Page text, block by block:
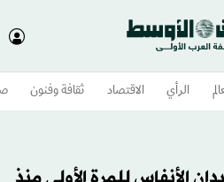
الرأي الاقتصاد ثقافة وفنون